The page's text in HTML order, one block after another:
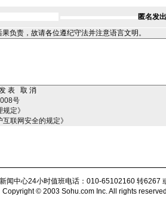
匿名发出
负责，故请各位遵纪守法并注意语言文明。
号
定》
联网安全的规定》
闻中心24小时值班电话：010-65102160 转6267
Copyright © 2003 Sohu.com Inc. All rights